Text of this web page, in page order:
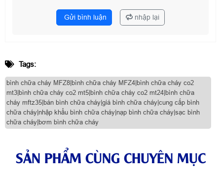
Gửi bình luận nhập lại
Tags:
bình chữa cháy MFZ8|bình chữa cháy MFZ4|bình chữa cháy co2
mt3|bình chữa cháy co2 mt5|bình chữa cháy co2 mt24|bình chữa
cháy mftz35|bán bình chữa cháy|giá bình chữa cháy|cung cấp bình
chữa cháy|nhập khẩu bình chữa cháy|nạp bình chữa cháy|sạc bình
chữa cháy|bơm bình chữa cháy
SẢN PHẨM CÙNG CHUYÊN MỤC